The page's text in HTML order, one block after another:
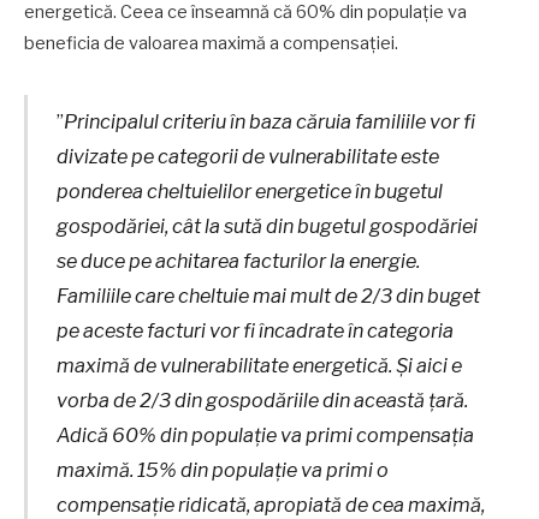
energetică. Ceea ce înseamnă că 60% din populație va
beneficia de valoarea maximă a compensației.
”Principalul criteriu în baza căruia familiile vor fi
divizate pe categorii de vulnerabilitate este
ponderea cheltuielilor energetice în bugetul
gospodăriei, cât la sută din bugetul gospodăriei
se duce pe achitarea facturilor la energie.
Familiile care cheltuie mai mult de 2/3 din buget
pe aceste facturi vor fi încadrate în categoria
maximă de vulnerabilitate energetică. Și aici e
vorba de 2/3 din gospodăriile din această țară.
Adică 60% din populație va primi compensația
maximă. 15% din populație va primi o
compensație ridicată, apropiată de cea maximă,